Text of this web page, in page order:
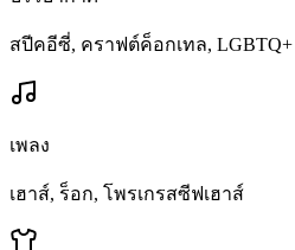
สปีคอีซี่, คราฟต์ค็อกเทล, LGBTQ+
เพลง
เฮาส์, ร็อก, โพรเกรสซีฟเฮาส์